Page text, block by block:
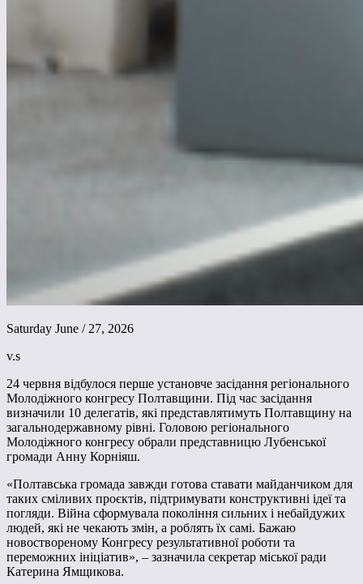
Saturday June / 27, 2026
v.s
24 червня відбулося перше установче засідання регіонального
Молодіжного конгресу Полтавщини. Під час засідання
визначили 10 делегатів, які представлятимуть Полтавщину на
загальнодержавному рівні. Головою регіонального
Молодіжного конгресу обрали представницю Лубенської
громади Анну Корніяш.
«Полтавська громада завжди готова ставати майданчиком для
таких сміливих проєктів, підтримувати конструктивні ідеї та
погляди. Війна сформувала покоління сильних і небайдужих
людей, які не чекають змін, а роблять їх самі. Бажаю
новоствореному Конгресу результативної роботи та
переможних ініціатив», – зазначила секретар міської ради
Катерина Ямщикова.